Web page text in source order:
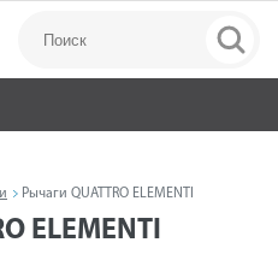
Рычаги QUATTRO ELEMENTI
ELEMENTI